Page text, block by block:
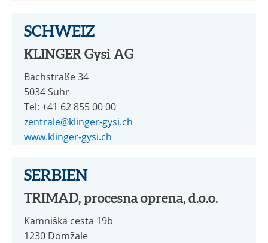
SCHWEIZ
KLINGER Gysi AG
Bachstraße 34
5034 Suhr
Tel: +41 62 855 00 00
zentrale@klinger-gysi.ch
www.klinger-gysi.ch
SERBIEN
TRIMAD, procesna oprena, d.o.o.
Kamniška cesta 19b
1230 Domžale